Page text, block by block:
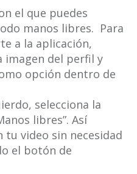
el que puedes
manos libres. Para
a la aplicación,
imagen del perfil y
opción dentro de
selecciona la
libres”. Así
video sin necesidad
el botón de